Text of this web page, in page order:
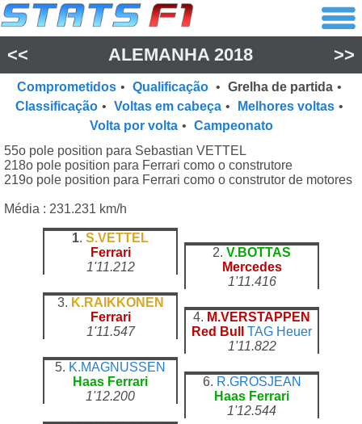
<< ALEMANHA 2018 >>
Comprometidos • Qualificação • Grelha de partida •
Classificação • Voltas em cabeça • Melhores voltas •
Volta por volta • Campeonato
55o pole position para Sebastian VETTEL
218o pole position para Ferrari como o construtore
219o pole position para Ferrari como o construtor de motores
Média : 231.231 km/h
1. S.VETTEL
Ferrari
1'11.212
2. V.BOTTAS
Mercedes
1'11.416
3. K.RAIKKONEN
Ferrari
1'11.547
4. M.VERSTAPPEN
Red Bull
TAG Heuer
1'11.822
5. K.MAGNUSSEN
Haas Ferrari
1'12.200
6. R.GROSJEAN
Haas Ferrari
1'12.544